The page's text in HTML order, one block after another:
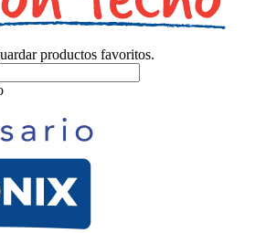
productos favoritos.